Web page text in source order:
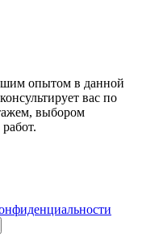
опытом в данной
вас по
выбором